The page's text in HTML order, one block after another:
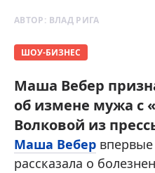
АВТОР: ВЛАД РИГА
ШОУ-БИЗНЕС
Маша Вебер
об измене мужа с
Волковой из
Маша Вебер
рассказала о